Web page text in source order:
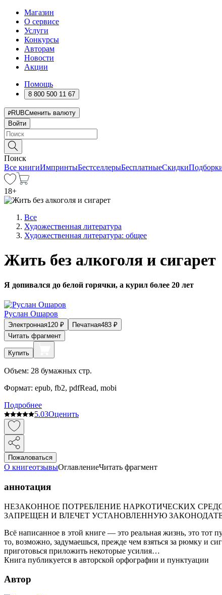
Магазин
О сервисе
Услуги
Конкурсы
Авторам
Новости
Акции
Помощь
8 800 500 11 67
RUBСменить валюту
Войти
Поиск
Все книгиИмпринтыБестселлерыБесплатныеСкидки
18+
Все
Художественная литература
Художественная литература: общее
Жить без алкоголя и сигарет
Я допивался до белой горячки, а курил более 20 лет
Руслан Ошаров
Электронная120 ₽ Печатная483 ₽
Читать фрагмент
Купить
Объем: 28 бумажных стр.
Формат: epub, fb2, pdfRead, mobi
Подробнее
5.03Оценить
Пожаловаться
О книгеотзывыОглавлениеЧитать фрагмент
аннотация
НЕЗАКОННОЕ ПОТРЕБЛЕНИЕ НАРКОТИЧЕСКИХ
ЗАПРЕЩЕН И ВЛЕЧЕТ УСТАНОВЛЕННУЮ
Всё написанное в этой книге — это реальная жизнь, это тот
то, возможно, задумаешься, прежде чем взяться за рюмку и
приготовься приложить некоторые усилия…
Книга публикуется в авторской орфографии и пунктуации
Автор